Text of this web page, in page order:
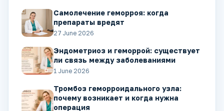
Самолечение геморроя: когда
препараты вредят
27 June 2026
Эндометриоз и геморрой: существует
ли связь между заболеваниями
1 June 2026
Тромбоз геморроидального узла:
почему возникает и когда нужна
операция